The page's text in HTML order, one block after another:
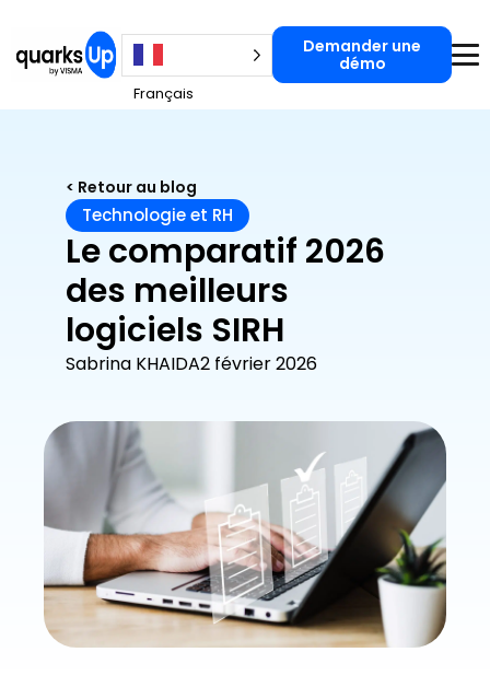
Demander une démo
Français
Demander une
démo
< Retour au blog
Technologie et RH
Le comparatif 2026
des meilleurs
logiciels SIRH
Sabrina KHAIDA2 février 2026